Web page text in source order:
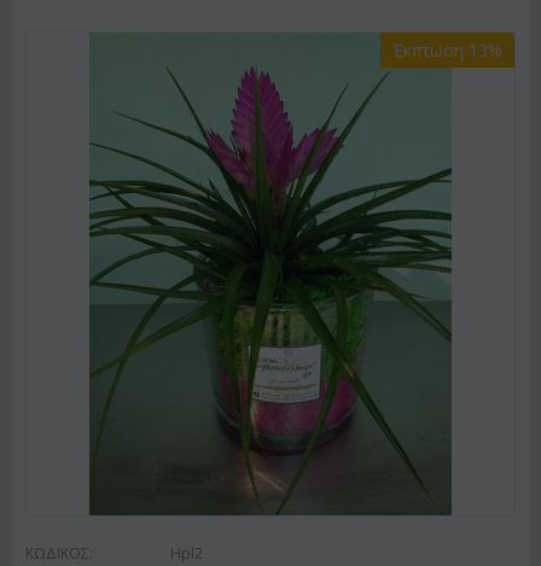
Έκπτωση 13%
ΚΩΔΙΚΟΣ: Hpl2